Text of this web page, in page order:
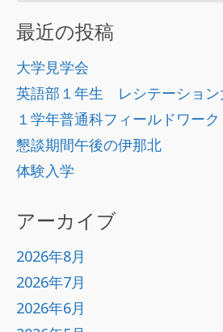
最近の投稿
大学見学会
英語部１年生 レシテーション
１学年普通科フィールドワーク
懇談期間午後の伊那北
体験入学
アーカイブ
2026年8月
2026年7月
2026年6月